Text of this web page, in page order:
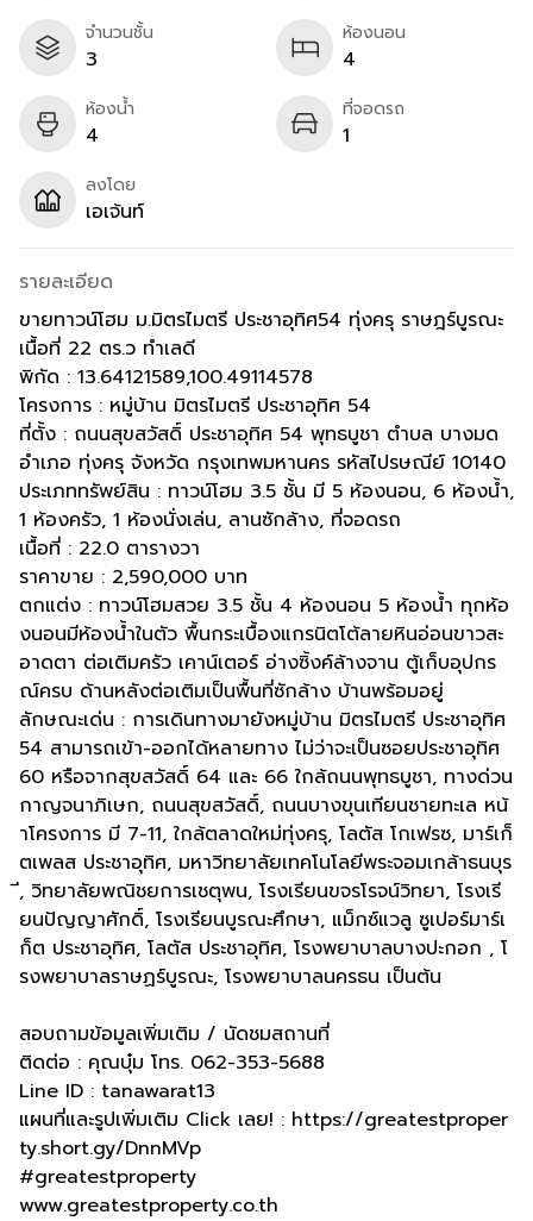
จำนวนชั้น
3
ห้องนอน
4
ห้องน้ำ
4
ที่จอดรถ
1
ลงโดย
เอเจ้นท์
รายละเอียด
ขายทาวน์โฮม ม.มิตรไมตรี ประชาอุทิศ54 ทุ่งครุ ราษฎร์บูรณะ
เนื้อที่ 22 ตร.ว ทำเลดี
พิกัด : 13.64121589,100.49114578
โครงการ : หมู่บ้าน มิตรไมตรี ประชาอุทิศ 54
ที่ตั้ง : ถนนสุขสวัสดิ์ ประชาอุทิศ 54 พุทธบูชา ตำบล บางมด
อำเภอ ทุ่งครุ จังหวัด กรุงเทพมหานคร รหัสไปรษณีย์ 10140
ประเภททรัพย์สิน : ทาวน์โฮม 3.5 ชั้น มี 5 ห้องนอน, 6 ห้องน้ำ,
1 ห้องครัว, 1 ห้องนั่งเล่น, ลานซักล้าง, ที่จอดรถ
เนื้อที่ : 22.0 ตารางวา
ราคาขาย : 2,590,000 บาท
ตกแต่ง : ทาวน์โฮมสวย 3.5 ชั้น 4 ห้องนอน 5 ห้องน้ำ ทุกห้อ
งนอนมีห้องน้ำในตัว พื้นกระเบื้องแกรนิตโต้ลายหินอ่อนขาวสะ
อาดตา ต่อเติมครัว เคาน์เตอร์ อ่างซิ้งค์ล้างจาน ตู้เก็บอุปกร
ณ์ครบ ด้านหลังต่อเติมเป็นพื้นที่ซักล้าง บ้านพร้อมอยู่
ลักษณะเด่น : การเดินทางมายังหมู่บ้าน มิตรไมตรี ประชาอุทิศ
54 สามารถเข้า-ออกได้หลายทาง ไม่ว่าจะเป็นซอยประชาอุทิศ
60 หรือจากสุขสวัสดิ์ 64 และ 66 ใกล้ถนนพุทธบูชา, ทางด่วน
กาญจนาภิเษก, ถนนสุขสวัสดิ์, ถนนบางขุนเทียนชายทะเล หน้
าโครงการ มี 7-11, ใกล้ตลาดใหม่ทุ่งครุ, โลตัส โกเฟรซ, มาร์เก็
ตเพลส ประชาอุทิศ, มหาวิทยาลัยเทคโนโลยีพระจอมเกล้าธนบุร
ี, วิทยาลัยพณิชยการเชตุพน, โรงเรียนขจรโรจน์วิทยา, โรงเรี
ยนปัญญาศักดิ์, โรงเรียนบูรณะศึกษา, แม็กซ์แวลู ซูเปอร์มาร์เ
ก็ต ประชาอุทิศ, โลตัส ประชาอุทิศ, โรงพยาบาลบางปะกอก , โ
รงพยาบาลราษฏร์บูรณะ, โรงพยาบาลนครธน เป็นต้น
สอบถามข้อมูลเพิ่มเติม / นัดชมสถานที่
ติดต่อ : คุณบุ๋ม โทร. 062-353-5688
Line ID : tanawarat13
แผนที่และรูปเพิ่มเติม Click เลย! : https://greatestproper
ty.short.gy/DnnMVp
#greatestproperty
www.greatestproperty.co.th